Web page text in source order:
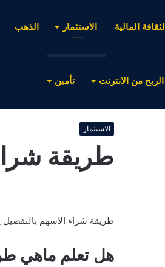
الثقافة المالية الاستثمار الذهب
الربح من الانترنت تأمين
الاستثمار
طريقة
طريقة شراء الاسهم بالتفصيل
هل تعلم ماهي